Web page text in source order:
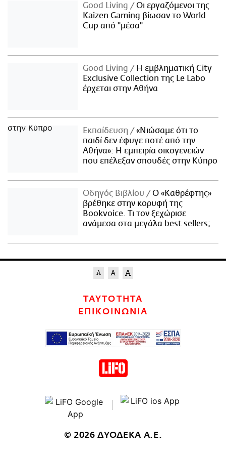
Good Living
Οι εργαζόμενοι της
Kaizen Gaming βίωσαν το World
Cup από "μέσα"
Good Living
Η εμβληματική City
Exclusive Collection της Le Labo
έρχεται στην Αθήνα
Εκπαίδευση
«Νιώσαμε ότι το
παιδί δεν έφυγε ποτέ από την
Αθήνα»: Η εμπειρία οικογενειών
που επέλεξαν σπουδές στην Κύπρο
Οδηγός Βιβλίου
Ο «Καθρέφτης»
βρέθηκε στην κορυφή της
Bookvoice. Τι τον ξεχώρισε
ανάμεσα στα μεγάλα best sellers;
ΤΑΥΤΟΤΗΤΑ
ΕΠΙΚΟΙΝΩΝΙΑ
© 2026 ΔΥΟΔΕΚΑ Α.Ε.